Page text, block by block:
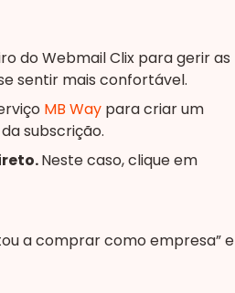
do Webmail Clix para gerir as
sentir mais confortável.
MB Waypara criar um
subscrição.
Neste caso, clique em
a comprar como empresa” e